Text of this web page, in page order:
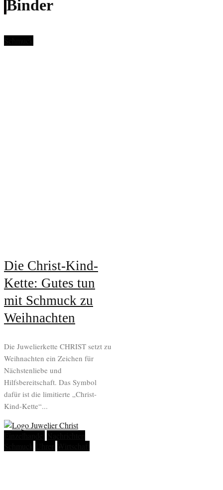
Binder
Die Christ-Kind-
Kette: Gutes tun
mit Schmuck zu
Weihnachten
Die Juwelierkette CHRIST setzt zu
Weihnachten ein Zeichen für
Nächstenliebe und
Hilfsbereitschaft. Das Symbol
dafür ist die limitierte „Christ-
Kind-Kette“...